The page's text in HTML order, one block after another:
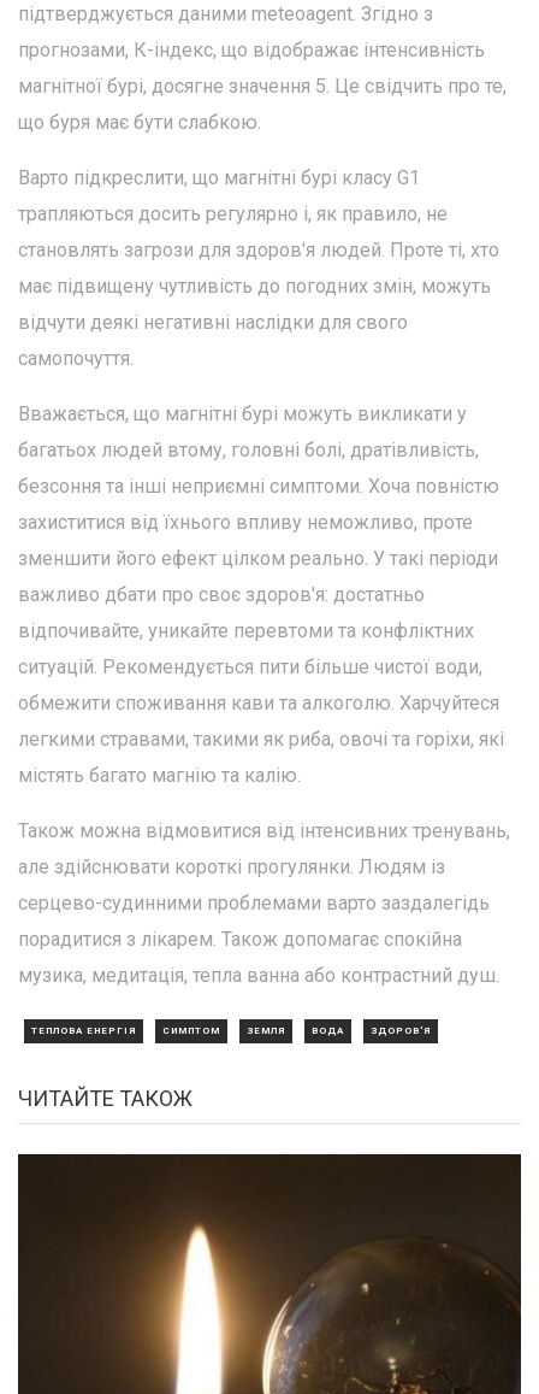
підтверджується даними meteoagent. Згідно з
прогнозами, К-індекс, що відображає інтенсивність
магнітної бурі, досягне значення 5. Це свідчить про те,
що буря має бути слабкою.
Варто підкреслити, що магнітні бурі класу G1
трапляються досить регулярно і, як правило, не
становлять загрози для здоров'я людей. Проте ті, хто
має підвищену чутливість до погодних змін, можуть
відчути деякі негативні наслідки для свого
самопочуття.
Вважається, що магнітні бурі можуть викликати у
багатьох людей втому, головні болі, дратівливість,
безсоння та інші неприємні симптоми. Хоча повністю
захиститися від їхнього впливу неможливо, проте
зменшити його ефект цілком реально. У такі періоди
важливо дбати про своє здоров'я: достатньо
відпочивайте, уникайте перевтоми та конфліктних
ситуацій. Рекомендується пити більше чистої води,
обмежити споживання кави та алкоголю. Харчуйтеся
легкими стравами, такими як риба, овочі та горіхи, які
містять багато магнію та калію.
Також можна відмовитися від інтенсивних тренувань,
але здійснювати короткі прогулянки. Людям із
серцево-судинними проблемами варто заздалегідь
порадитися з лікарем. Також допомагає спокійна
музика, медитація, тепла ванна або контрастний душ.
ТЕПЛОВА ЕНЕРГІЯ СИМПТОМ ЗЕМЛЯ ВОДА ЗДОРОВ'Я
ЧИТАЙТЕ ТАКОЖ